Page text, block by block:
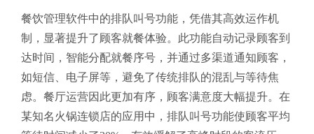
餐饮管理软件中的排队叫号功能，凭借其高效运作机
制，显著提升了顾客就餐体验。此功能自动记录顾客到
达时间，智能分配就餐序号，并通过多渠道通知顾客，
如短信、电子屏等，避免了传统排队的混乱与等待焦
虑。餐厅运营因此更加有序，顾客满意度大幅提升。在
某知名火锅连锁店的应用中，排队叫号功能使顾客平均